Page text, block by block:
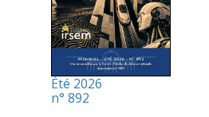
Été 2026
n° 892